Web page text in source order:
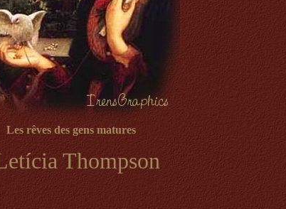
Les rêves des gens matures
Thompson